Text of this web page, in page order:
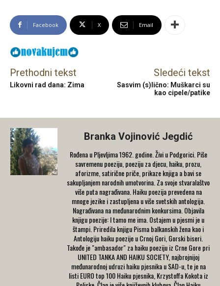
Facebook X Email
Prethodni tekst
Likovni rad dana: Zima
Sledeći tekst
Sasvim (s)lično: Muškarci su
kao cipele/patike
Branka Vojinović Jegdić
Rođena u Pljevljima 1962. godine. Živi u Podgorici. Piše
savremenu poeziju, poeziju za djecu, haiku, prozu,
aforizme, satirične priče, prikaze knjiga a bavi se
sakupljanjem narodnih umotvorina. Za svoje stvaralaštvo
više puta nagrađivana. Haiku poezija prevedena na
mnoge jezike i zastupljena u više svetskih antologija.
Nagrađivana na međunarodnim konkursima. Objavila
knjigu poezije: I tamo me ima. Ostajem u pjesmi je u
štampi. Priredila knjigu Pisma balkanskih žena kao i
Antologiju haiku poezije u Crnoj Gori, Gorski biseri.
Takođe je "ambasador" za haiku poeziju iz Crne Gore pri
UNITED TANKA AND HAIKU SOCIETY, najbrojnijoj
međunarodnoj udruzi haiku pjesnika u SAD-u, te je na
listi EURO top 100 Haiku pjesnika, Krzystoffa Kokota iz